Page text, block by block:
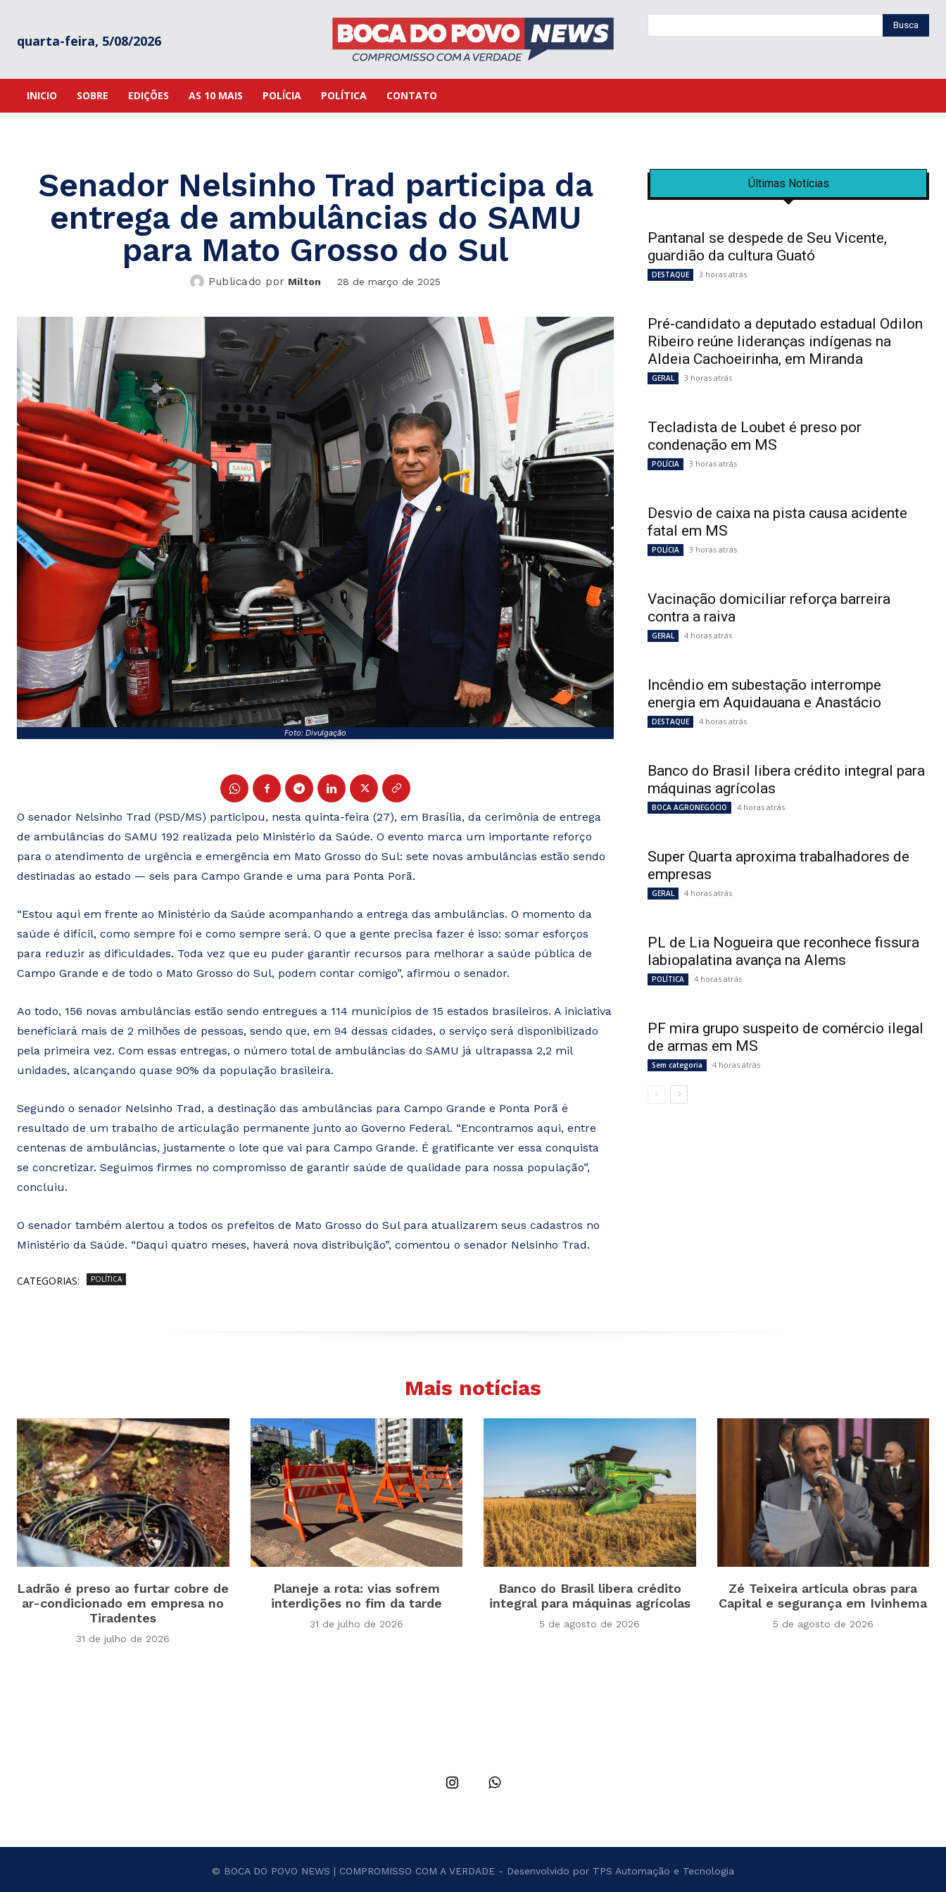
quarta-feira, 5/08/2026
Busca
INICIO SOBRE EDIÇÕES AS 10 MAIS POLÍCIA POLÍTICA CONTATO
Senador Nelsinho Trad participa da
entrega de ambulâncias do SAMU
para Mato Grosso do Sul
Publicado por Milton 28 de março de 2025
Foto: Divulgação
O senador Nelsinho Trad (PSD/MS) participou, nesta quinta-feira (27), em Brasília, da cerimônia de entrega
de ambulâncias do SAMU 192 realizada pelo Ministério da Saúde. O evento marca um importante reforço
para o atendimento de urgência e emergência em Mato Grosso do Sul: sete novas ambulâncias estão sendo
destinadas ao estado — seis para Campo Grande e uma para Ponta Porã.
“Estou aqui em frente ao Ministério da Saúde acompanhando a entrega das ambulâncias. O momento da
saúde é difícil, como sempre foi e como sempre será. O que a gente precisa fazer é isso: somar esforços
para reduzir as dificuldades. Toda vez que eu puder garantir recursos para melhorar a saúde pública de
Campo Grande e de todo o Mato Grosso do Sul, podem contar comigo”, afirmou o senador.
Ao todo, 156 novas ambulâncias estão sendo entregues a 114 municípios de 15 estados brasileiros. A iniciativa
beneficiará mais de 2 milhões de pessoas, sendo que, em 94 dessas cidades, o serviço será disponibilizado
pela primeira vez. Com essas entregas, o número total de ambulâncias do SAMU já ultrapassa 2,2 mil
unidades, alcançando quase 90% da população brasileira.
Segundo o senador Nelsinho Trad, a destinação das ambulâncias para Campo Grande e Ponta Porã é
resultado de um trabalho de articulação permanente junto ao Governo Federal. “Encontramos aqui, entre
centenas de ambulâncias, justamente o lote que vai para Campo Grande. É gratificante ver essa conquista
se concretizar. Seguimos firmes no compromisso de garantir saúde de qualidade para nossa população”,
concluiu.
O senador também alertou a todos os prefeitos de Mato Grosso do Sul para atualizarem seus cadastros no
Ministério da Saúde. “Daqui quatro meses, haverá nova distribuição”, comentou o senador Nelsinho Trad.
CATEGORIAS: POLÍTICA
Últimas Notícias
Pantanal se despede de Seu Vicente,
guardião da cultura Guató
DESTAQUE 3 horas atrás
Pré-candidato a deputado estadual Odilon
Ribeiro reúne lideranças indígenas na
Aldeia Cachoeirinha, em Miranda
GERAL 3 horas atrás
Tecladista de Loubet é preso por
condenação em MS
POLÍCIA 3 horas atrás
Desvio de caixa na pista causa acidente
fatal em MS
POLÍCIA 3 horas atrás
Vacinação domiciliar reforça barreira
contra a raiva
GERAL 4 horas atrás
Incêndio em subestação interrompe
energia em Aquidauana e Anastácio
DESTAQUE 4 horas atrás
Banco do Brasil libera crédito integral para
máquinas agrícolas
BOCA AGRONEGÓCIO 4 horas atrás
Super Quarta aproxima trabalhadores de
empresas
GERAL 4 horas atrás
PL de Lia Nogueira que reconhece fissura
labiopalatina avança na Alems
POLÍTICA 4 horas atrás
PF mira grupo suspeito de comércio ilegal
de armas em MS
Sem categoria 4 horas atrás
Mais notícias
Ladrão é preso ao furtar cobre de
ar-condicionado em empresa no
Tiradentes
31 de julho de 2026
Planeje a rota: vias sofrem
interdições no fim da tarde
31 de julho de 2026
Banco do Brasil libera crédito
integral para máquinas agrícolas
5 de agosto de 2026
Zé Teixeira articula obras para
Capital e segurança em Ivinhema
5 de agosto de 2026
© BOCA DO POVO NEWS | COMPROMISSO COM A VERDADE - Desenvolvido por TPS Automação e Tecnologia